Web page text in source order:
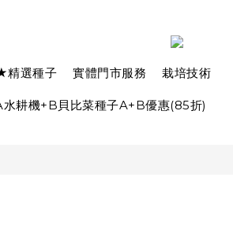
精選種子 實體門市服務 栽培技術
耕機+B貝比菜種子A+B優惠(85折)